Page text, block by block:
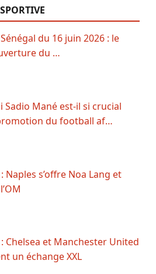
du 16 juin 2026 : le
du …
Sadio Mané est-il si crucial
du football af…
Naples s’offre Noa Lang et
Chelsea et Manchester United
un échange XXL